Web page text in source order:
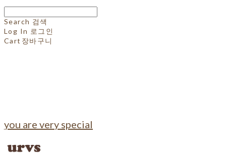
Search 검색
Log In 로그인
Cart 장바구니
you are very special